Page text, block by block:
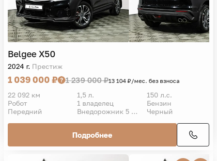
Belgee X50
2024 г. Престиж
1 039 000 ₽ 1 239 000 ₽13 104 ₽/мес. без взноса
22 092 км 1,5 л.
150 л.с.
Робот
1 владелец
Бензин
Передний
Внедорожник 5 дв. Черный
Подробнее